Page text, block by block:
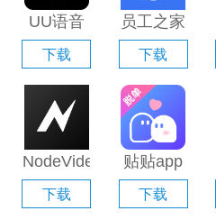
UU语音
电脑版
「含模拟
下载
员工之家
电脑版
「含模拟
器」
下载
NodeVideo
电脑版
「含模拟
下载
贴贴app
电脑版
「含模拟
下载